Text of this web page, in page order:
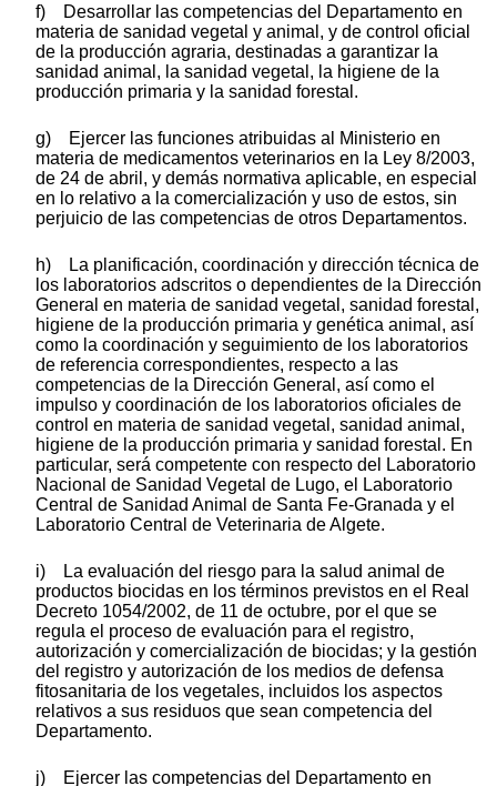
f) Desarrollar las competencias del Departamento en
materia de sanidad vegetal y animal, y de control oficial
de la producción agraria, destinadas a garantizar la
sanidad animal, la sanidad vegetal, la higiene de la
producción primaria y la sanidad forestal.
g) Ejercer las funciones atribuidas al Ministerio en
materia de medicamentos veterinarios en la Ley 8/2003,
de 24 de abril, y demás normativa aplicable, en especial
en lo relativo a la comercialización y uso de estos, sin
perjuicio de las competencias de otros Departamentos.
h) La planificación, coordinación y dirección técnica de
los laboratorios adscritos o dependientes de la Dirección
General en materia de sanidad vegetal, sanidad forestal,
higiene de la producción primaria y genética animal, así
como la coordinación y seguimiento de los laboratorios
de referencia correspondientes, respecto a las
competencias de la Dirección General, así como el
impulso y coordinación de los laboratorios oficiales de
control en materia de sanidad vegetal, sanidad animal,
higiene de la producción primaria y sanidad forestal. En
particular, será competente con respecto del Laboratorio
Nacional de Sanidad Vegetal de Lugo, el Laboratorio
Central de Sanidad Animal de Santa Fe-Granada y el
Laboratorio Central de Veterinaria de Algete.
i) La evaluación del riesgo para la salud animal de
productos biocidas en los términos previstos en el Real
Decreto 1054/2002, de 11 de octubre, por el que se
regula el proceso de evaluación para el registro,
autorización y comercialización de biocidas; y la gestión
del registro y autorización de los medios de defensa
fitosanitaria de los vegetales, incluidos los aspectos
relativos a sus residuos que sean competencia del
Departamento.
j) Ejercer las competencias del Departamento en